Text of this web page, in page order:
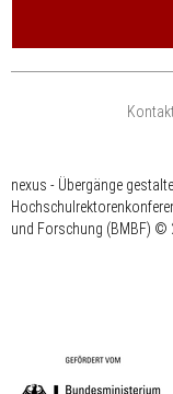
nexus - Übergänge
und Forschung (BMBF) ©